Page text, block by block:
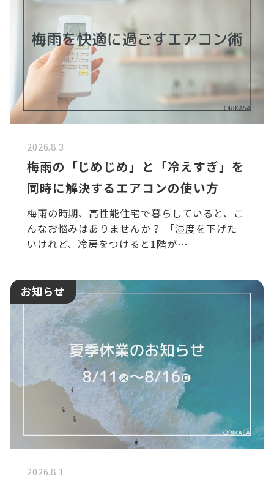
2026.8.3
梅雨の「じめじめ」と「冷えすぎ」を
同時に解決するエアコンの使い方
梅雨の時期、高性能住宅で暮らしていると、こ
んなお悩みはありませんか？ 「湿度を下げた
いけれど、冷房をつけると1階が…
お知らせ
2026.8.1